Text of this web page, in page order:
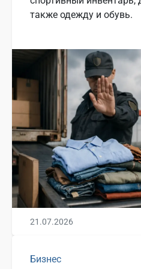
также одежду и обувь.
21.07.2026
Бизнес